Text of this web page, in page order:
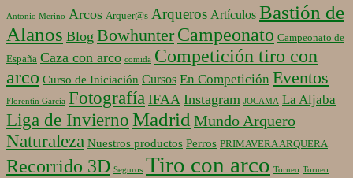
Antonio Merino Arcos Arquer@s Arqueros Artículos Bastión de
Alanos Blog Bowhunter Campeonato Campeonato de
España Caza con arco comida Competición tiro con
arco Curso de Iniciación Cursos En Competición Eventos
Florentín García Fotografía IFAA Instagram JOCAMA La Aljaba
Liga de Invierno Madrid Mundo Arquero
Naturaleza Nuestros productos Perros PRIMAVERA ARQUERA
Recorrido 3D Seguros Tiro con arco Torneo Torneo